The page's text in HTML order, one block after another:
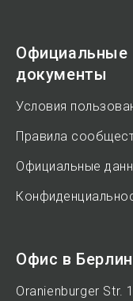
Официальные
документы
Условия
Правила
Официальные
Офис в
Oranienburger Str.